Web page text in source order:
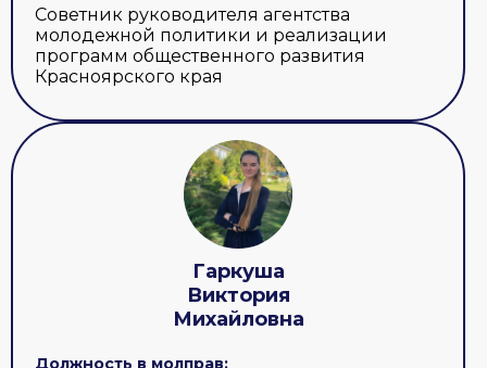
Советник руководителя агентства
молодежной политики и реализации
программ общественного развития
Красноярского края
Гаркуша
Виктория
Михайловна
Должность в молправ: